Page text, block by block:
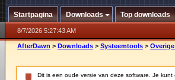
Startpagina Downloads Top downloads
8/7/2026 5:27:43 AM
AfterDawn > Downloads > Systeemtools >
Dit is een oude versie van deze software. Je kunt